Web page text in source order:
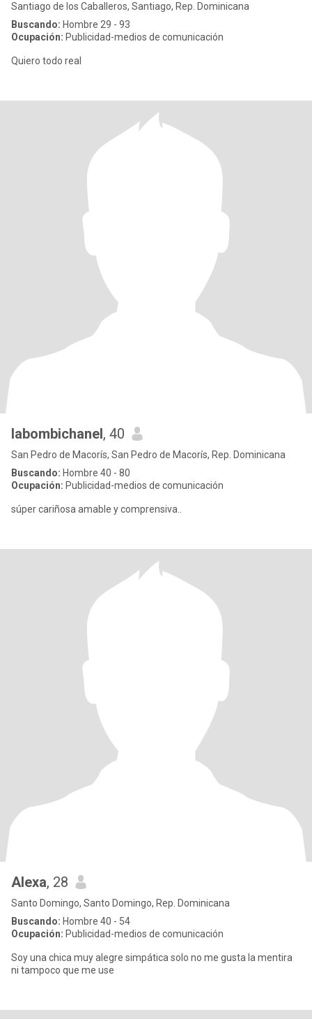
Santiago de los Caballeros, Santiago, Rep. Dominicana
Buscando: Hombre 29 - 93
Ocupación: Publicidad-medios de comunicación
Quiero todo real
labombichanel, 40
San Pedro de Macorís, San Pedro de Macorís, Rep. Dominicana
Buscando: Hombre 40 - 80
Ocupación: Publicidad-medios de comunicación
súper cariñosa amable y comprensiva..
Alexa, 28
Santo Domingo, Santo Domingo, Rep. Dominicana
Buscando: Hombre 40 - 54
Ocupación: Publicidad-medios de comunicación
Soy una chica muy alegre simpática solo no me gusta la mentira
ni tampoco que me use